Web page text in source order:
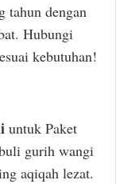
tahun dengan
Hubungi
kebutuhan!
untuk Paket
gurih wangi
aqiqah lezat.